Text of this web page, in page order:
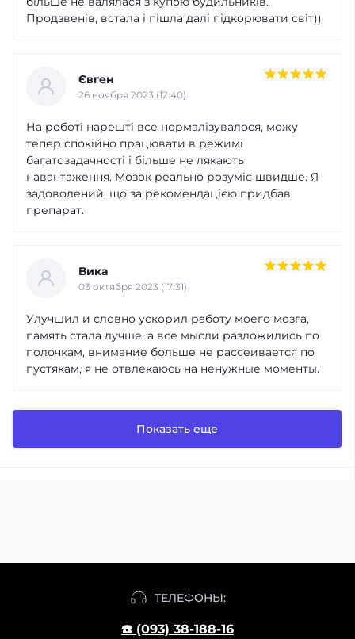
Продзвенів, встала і пішла далі підкорювати світ))
Євген
26 ноября 2023 (12:40)
На роботі нарешті все нормалізувалося, можу
тепер спокійно працювати в режимі
багатозадачності і більше не лякають
навантаження. Мозок реально розуміє швидше. Я
задоволений, що за рекомендацією придбав
препарат.
Вика
03 октября 2023 (17:31)
Улучшил и словно ускорил работу моего мозга,
память стала лучше, а все мысли разложились по
полочкам, внимание больше не рассеивается по
пустякам, я не отвлекаюсь на ненужные моменты.
Показать еще
ТЕЛЕФОНЫ:
☎️ (093) 38-188-16